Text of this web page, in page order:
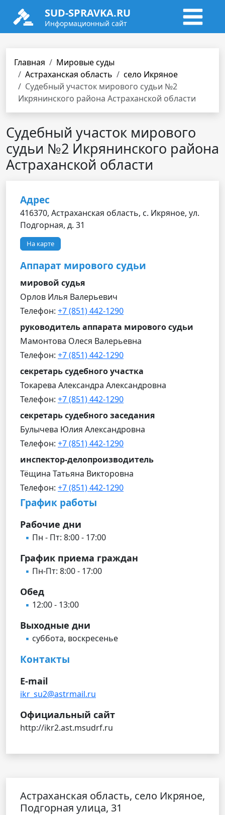
SUD-SPRAVKA.RU
Информационный сайт
Главная
Мировые суды
Астраханская область
село Икряное
Судебный участок мирового судьи №2
Икрянинского района Астраханской области
Судебный участок мирового
судьи №2 Икрянинского района
Астраханской области
Адрес
416370, Астраханская область, с. Икряное, ул.
Подгорная, д. 31
На карте
Аппарат мирового судьи
мировой судья
Орлов Илья Валерьевич
Телефон: +7 (851) 442-1290
руководитель аппарата мирового судьи
Мамонтова Олеся Валерьевна
Телефон: +7 (851) 442-1290
секретарь судебного участка
Токарева Александра Александровна
Телефон: +7 (851) 442-1290
секретарь судебного заседания
Булычева Юлия Александровна
Телефон: +7 (851) 442-1290
инспектор-делопроизводитель
Тёщина Татьяна Викторовна
Телефон: +7 (851) 442-1290
График работы
Рабочие дни
Пн - Пт: 8:00 - 17:00
График приема граждан
Пн-Пт: 8:00 - 17:00
Обед
12:00 - 13:00
Выходные дни
суббота, воскресенье
Контакты
E-mail
ikr_su2@astrmail.ru
Официальный сайт
http://ikr2.ast.msudrf.ru
Астраханская область, село Икряное,
Подгорная улица, 31